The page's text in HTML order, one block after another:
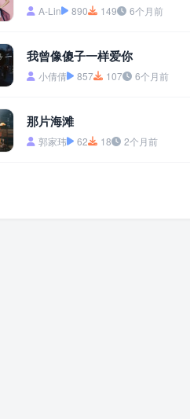
A-Lin 890 149 6个月前
我曾像傻子一样爱你
小倩倩 857 107 6个月前
那片海滩
郭家玮 62 18 2个月前